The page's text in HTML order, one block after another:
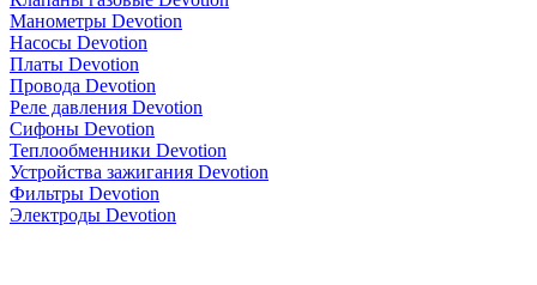
Манометры Devotion
Насосы Devotion
Платы Devotion
Провода Devotion
Реле давления Devotion
Сифоны Devotion
Теплообменники Devotion
Устройства зажигания Devotion
Фильтры Devotion
Электроды Devotion